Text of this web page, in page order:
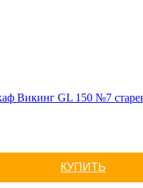
Викинг GL 150 №7
КУПИТЬ